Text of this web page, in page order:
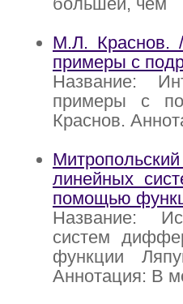
М.Л. Краснов.
примеры с
Название:
примеры с
Краснов.
линейных
помощью
Название:
систем
функции
Аннотация: В